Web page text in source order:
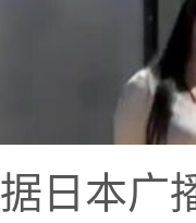
据日本广